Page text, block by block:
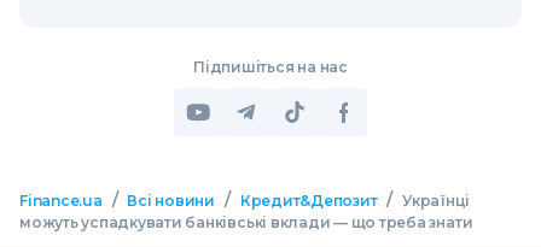
Підпишіться на нас
Finance.ua / Всі новини / Кредит&Депозит / Українці
можуть успадкувати банківські вклади — що треба знати